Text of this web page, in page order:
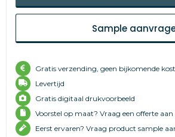
Sample
Gratis verzending, geen bijkomende
Levertijd
Gratis digitaal drukvoorbeeld
Voorstel op maat? Vraag een offerte aan
Eerst ervaren? Vraag product sample